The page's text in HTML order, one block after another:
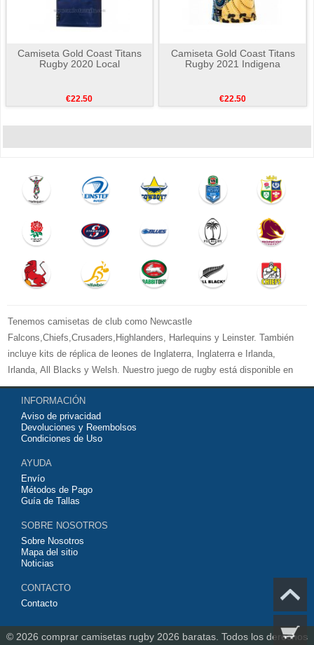
Camiseta Gold Coast Titans
Rugby 2020 Local
€22.50
Camiseta Gold Coast Titans
Rugby 2021 Indigena
€22.50
Tenemos camisetas de club como Newcastle
Falcons,Chiefs,Crusaders,Highlanders, Harlequins y Leinster. También
incluye kits de réplica de leones de Inglaterra, Inglaterra e Irlanda,
Irlanda, All Blacks y Welsh. Nuestro juego de rugby está disponible en
versiones para mujeres, hombres y niños. Bienvenido a comprar su
camiseta de rugby 2026 baratas
equipo de club favorito o equipo nacional.
INFORMACIÓN
Aviso de privacidad
Devoluciones y Reembolsos
Condiciones de Uso
AYUDA
Envío
Métodos de Pago
Guía de Tallas
SOBRE NOSOTROS
Sobre Nosotros
Mapa del sitio
Noticias
CONTACTO
Contacto
© 2026 comprar camisetas rugby 2026 baratas. Todos los derechos